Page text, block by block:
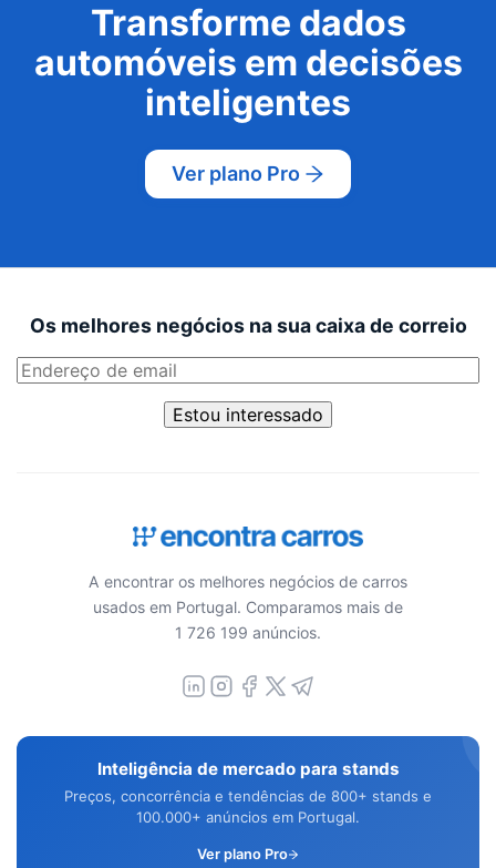
Transforme dados
automóveis em decisões
inteligentes
Ver plano Pro
Os melhores negócios na sua caixa de correio
Estou interessado
A encontrar os melhores negócios de carros
usados em Portugal. Comparamos mais de
1 726 199 anúncios.
Inteligência de mercado para stands
Preços, concorrência e tendências de 800+ stands e
100.000+ anúncios em Portugal.
Ver plano Pro